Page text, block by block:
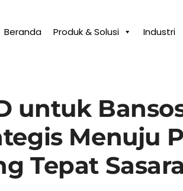
Beranda Produk & Solusi Industri
untuk
Menuju
Tepat